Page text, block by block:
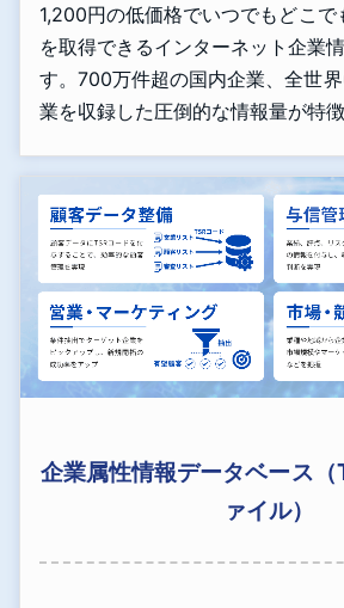
1,200円の低価格でいつでもどこで
を取得できるインターネット企業
す。700万件超の国内企業、全世
業を収録した圧倒的な情報量が特徴
企業属性情報データベース
ァイル）